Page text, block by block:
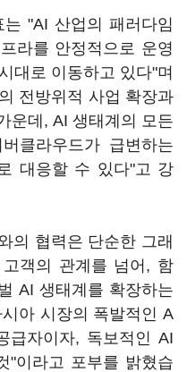
"AI 산업의 패러다임
라를 안정적으로 운영
대로 이동하고 있다"며
전방위적 사업 확장과
운데, AI 생태계의 모든
클라우드가 급변하는
대응할 수 있다"고 강
의 협력은 단순한 그래
객의 관계를 넘어, 함
AI 생태계를 확장하는
아 시장의 폭발적인 A
급자이자, 독보적인 AI
"이라고 포부를 밝혔습